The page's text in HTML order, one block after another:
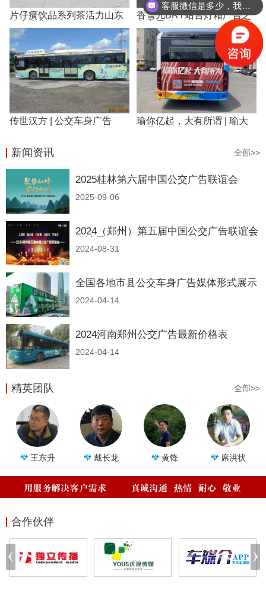
片仔癀饮品系列茶活力山东
香雪儿BRT站台灯箱广告之
传世汉方 | 公交车身广告
瑜你亿起，大有所谓 | 瑜大
新闻资讯 全部>>
2025桂林第六届中国公交广告联谊会
2025-09-06
2024（郑州）第五届中国公交广告联谊会
2024-08-31
全国各地市县公交车身广告媒体形式展示
2024-04-14
2024河南郑州公交广告最新价格表
2024-04-14
精英团队 全部>>
王东升 戴长龙 黄锋 席洪状
合作伙伴
客服微信是多少，我想要一份报价